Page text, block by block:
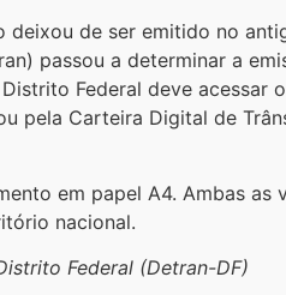
deixou de ser emitido no
passou a determinar a
Federal deve acessar
pela Carteira Digital de
em papel A4. Ambas as
nacional.
Federal (Detran-DF)